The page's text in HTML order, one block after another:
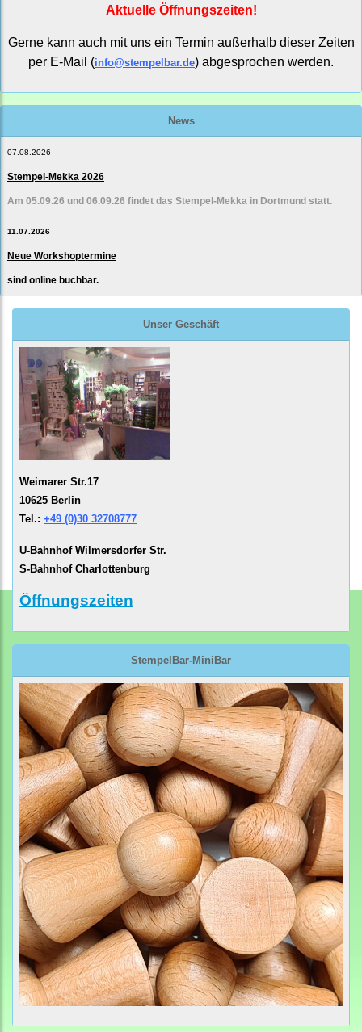
Aktuelle Öffnungszeiten!
Gerne kann auch mit uns ein Termin außerhalb dieser Zeiten
per E-Mail (info@stempelbar.de) abgesprochen werden.
News
07.08.2026
Stempel-Mekka 2026
Am 05.09.26 und 06.09.26 findet das Stempel-Mekka in Dortmund statt.
11.07.2026
Neue Workshoptermine
sind online buchbar.
Unser Geschäft
Weimarer Str.17
10625 Berlin
Tel.: +49 (0)30 32708777
U-Bahnhof Wilmersdorfer Str.
S-Bahnhof Charlottenburg
Öffnungszeiten
StempelBar-MiniBar